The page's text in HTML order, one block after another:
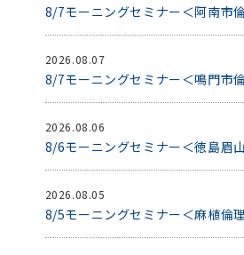
8/7モーニングセミナー＜阿南市
2026.08.07
8/7モーニングセミナー＜鳴門市
2026.08.06
8/6モーニングセミナー＜徳島眉
2026.08.05
8/5モーニングセミナー＜麻植倫